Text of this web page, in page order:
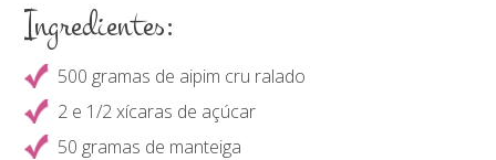
Ingredientes:
500 gramas de aipim cru ralado
2 e 1/2 xícaras de açúcar
50 gramas de manteiga